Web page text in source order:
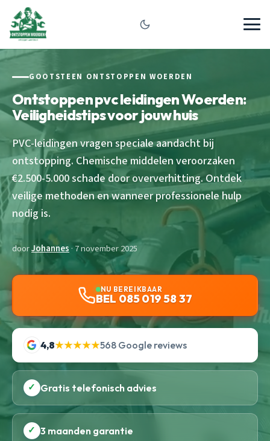
GOOTSTEEN ONTSTOPPEN WOERDEN
Ontstoppen pvc leidingen Woerden:
Veiligheidstips voor jouw huis
PVC-leidingen vragen speciale aandacht bij
ontstopping. Chemische middelen veroorzaken
€2.500-5.000 schade door oververhitting. Ontdek
veilige methoden en wanneer professionele hulp
nodig is.
doorJohannes · 7 november 2025
NU BEREIKBAAR
BEL 085 019 58 37
4,8★★★★★568 Google reviews
✓ Gratis telefonisch advies
✓ 3 maanden garantie